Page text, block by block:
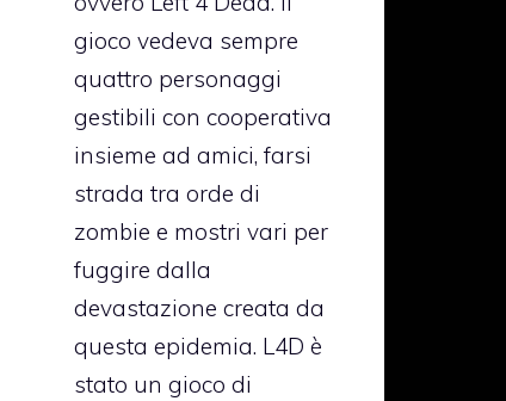
gioco vedeva sempre
quattro personaggi
gestibili con cooperativa
insieme ad amici, farsi
strada tra orde di
zombie e mostri vari per
fuggire dalla
devastazione creata da
questa epidemia. L4D è
stato un gioco di